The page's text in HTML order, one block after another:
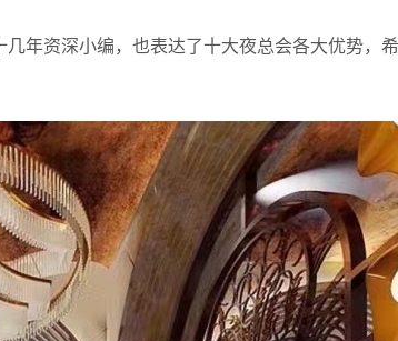
年资深小编，也表达了十大夜总会各大优势，希